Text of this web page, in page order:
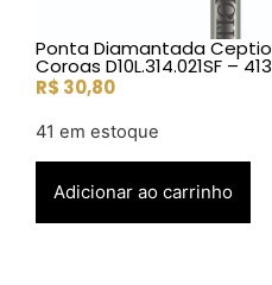
Ponta Diamantada
Coroas D10L.314.021SF –
R$ 30,80
41 em estoque
Adicionar ao carrinho